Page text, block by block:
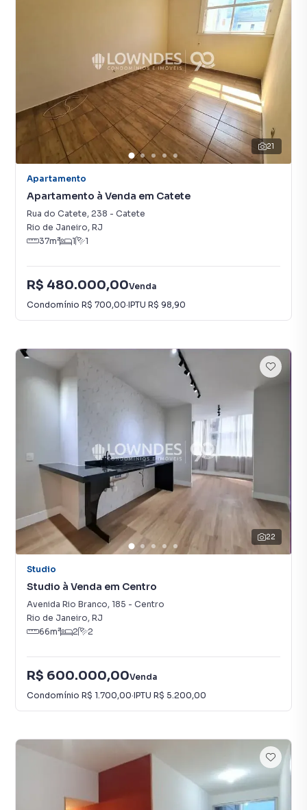
21
Apartamento
Apartamento à Venda em Catete
Rua do Catete, 238 - Catete
Rio de Janeiro, RJ
37m² 1 1
R$ 480.000,00Venda
Condomínio R$ 700,00·IPTU R$ 98,90
22
Studio
Studio à Venda em Centro
Avenida Rio Branco, 185 - Centro
Rio de Janeiro, RJ
66m² 2 2
R$ 600.000,00Venda
Condomínio R$ 1.700,00·IPTU R$ 5.200,00